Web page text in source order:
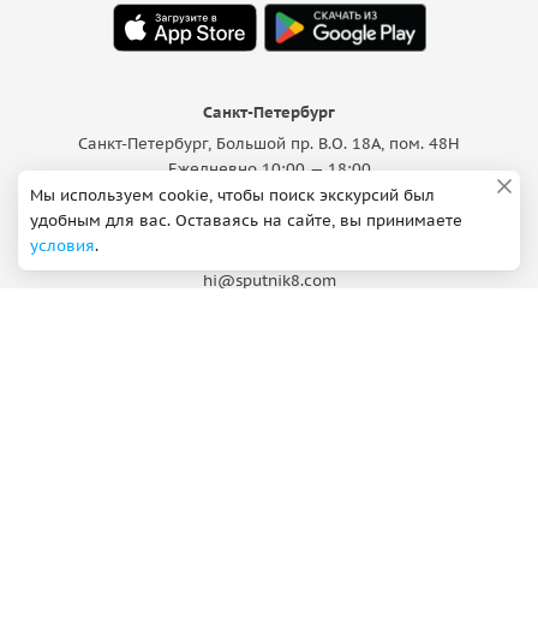
Санкт-Петербург
Санкт-Петербург, Большой пр. В.О. 18A, пом. 48Н
Ежедневно 10:00 — 18:00
Поддержка
hi@sputnik8.com
Мы используем cookie, чтобы поиск экскурсий был
удобным для вас. Оставаясь на сайте, вы принимаете
условия.